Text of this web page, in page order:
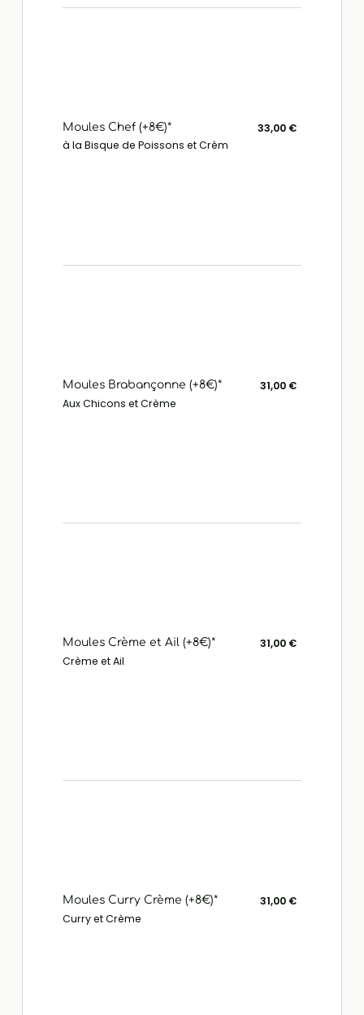
Moules Chef (+8€)*
à la Bisque de Poissons et Crèm
33,00 €
Moules Brabançonne (+8€)*
Aux Chicons et Crème
31,00 €
Moules Crème et Ail (+8€)*
Crème et Ail
31,00 €
Moules Curry Crème (+8€)*
Curry et Crème
31,00 €